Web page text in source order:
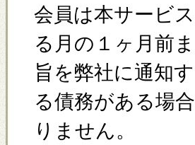
会員は本サービ
る月の１ヶ月前
旨を弊社に通知
る債務がある場
りません。